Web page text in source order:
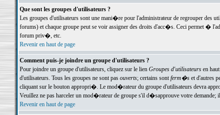
Que sont les groupes d'utilisateurs ?
Les groupes d'utilisateurs sont une mani�re pour l'administrateur de regrouper des
forums) et chaque groupe peut se voir assigner des droits d'acc�s. Ceci permet
forum priv�, etc.
Revenir en haut de page
Comment puis-je joindre un groupe d'utilisateurs ?
Pour joindre un groupe d'utilisateurs, cliquez sur le lien Groupes d'utilisateursen haut
d'utilisateurs. Tous les groupes ne sont pas ouverts; certains sontferm�set d'autres
cliquant sur le bouton appropri�. Le mod�rateur du groupe d'utilisateurs devra
Veuillez ne pas harceler un mod�rateur de groupe s'il d�sapprouve votre demande;
Revenir en haut de page